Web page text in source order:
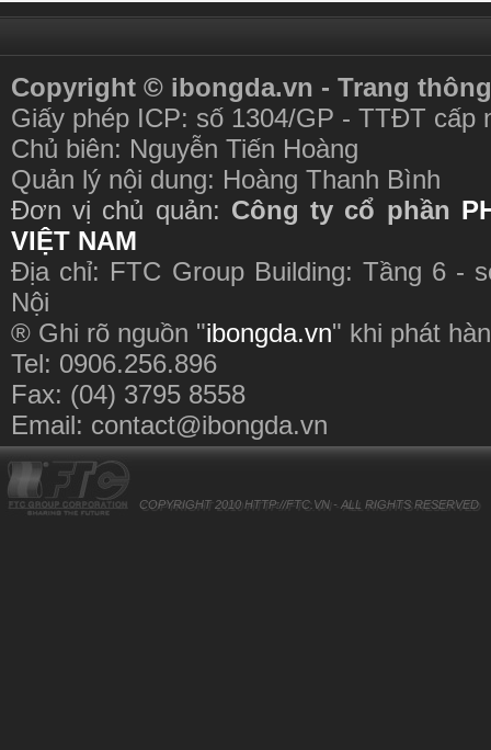
Copyright © ibongda.vn - Trang
Giấy phép ICP: số 1304/GP - TTĐT cấp
Chủ biên: Nguyễn Tiến Hoàng
Quản lý nội dung: Hoàng Thanh Bình
Đơn vị chủ quản: Công ty cổ phần
VIỆT NAM
Địa chỉ: FTC Group Building: Tầng 6 -
Nội
® Ghi rõ nguồn "ibongda.vn" khi phát
Tel: 0906.256.896
Fax: (04) 3795 8558
Email: contact@ibongda.vn
COPYRIGHT 2010 HTTP://FTC.VN - ALL RIGHTS RESERVED